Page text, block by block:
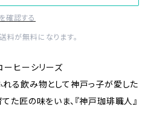
確認する
が無料になります。
ーヒーシリーズ
る飲み物として神戸っ子が愛した
た匠の味をいま、『神戸珈琲職人』